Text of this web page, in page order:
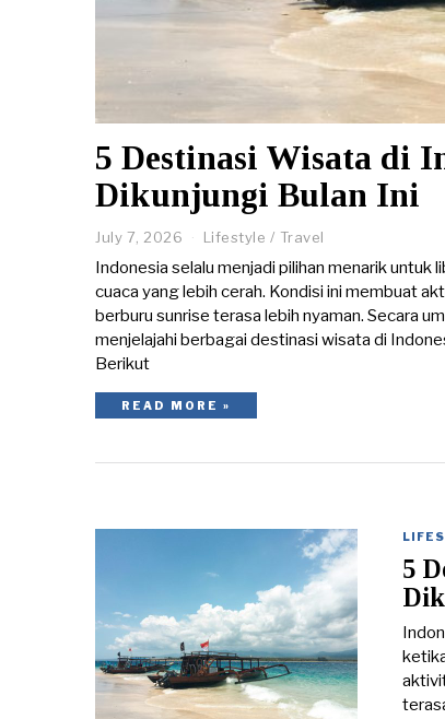
5 Destinasi Wisata di
Dikunjungi Bulan Ini
July 7, 2026
l
y
8
,
2
6
Lifestyle / Travel
Indonesia selalu menjadi pilihan menarik untuk
cuaca yang lebih cerah. Kondisi ini membuat
berburu sunrise terasa lebih nyaman. Secara
menjelajahi berbagai destinasi wisata di
Berikut
READ MORE »
5